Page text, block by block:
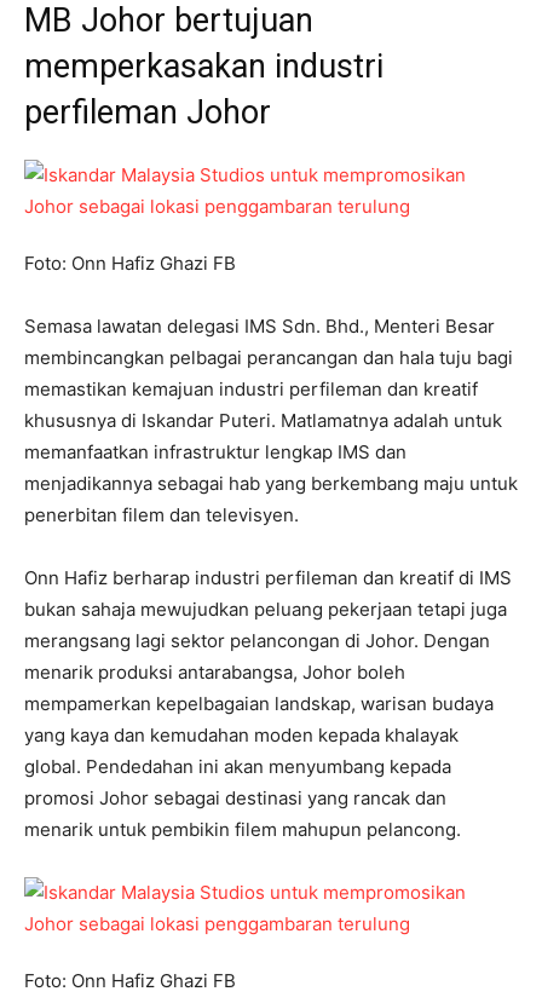
MB Johor bertujuan
memperkasakan industri
perfileman Johor
Foto: Onn Hafiz Ghazi FB
Semasa lawatan delegasi IMS Sdn. Bhd., Menteri Besar
membincangkan pelbagai perancangan dan hala tuju bagi
memastikan kemajuan industri perfileman dan kreatif
khususnya di Iskandar Puteri. Matlamatnya adalah untuk
memanfaatkan infrastruktur lengkap IMS dan
menjadikannya sebagai hab yang berkembang maju untuk
penerbitan filem dan televisyen.
Onn Hafiz berharap industri perfileman dan kreatif di IMS
bukan sahaja mewujudkan peluang pekerjaan tetapi juga
merangsang lagi sektor pelancongan di Johor. Dengan
menarik produksi antarabangsa, Johor boleh
mempamerkan kepelbagaian landskap, warisan budaya
yang kaya dan kemudahan moden kepada khalayak
global. Pendedahan ini akan menyumbang kepada
promosi Johor sebagai destinasi yang rancak dan
menarik untuk pembikin filem mahupun pelancong.
Foto: Onn Hafiz Ghazi FB